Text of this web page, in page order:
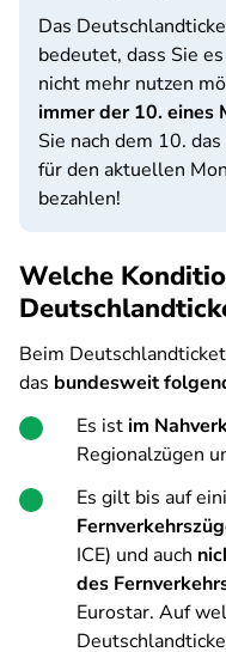
Das
bedeutet, dass Sie
nicht mehr nutzen
immer der 10. eines
Sie nach dem 10.
für den aktuellen
bezahlen!
Welche
Beim
das bundesweit
Es istim
Regionalzügen
Es gilt bis auf
ICE) und auch
des
Eurostar. Auf